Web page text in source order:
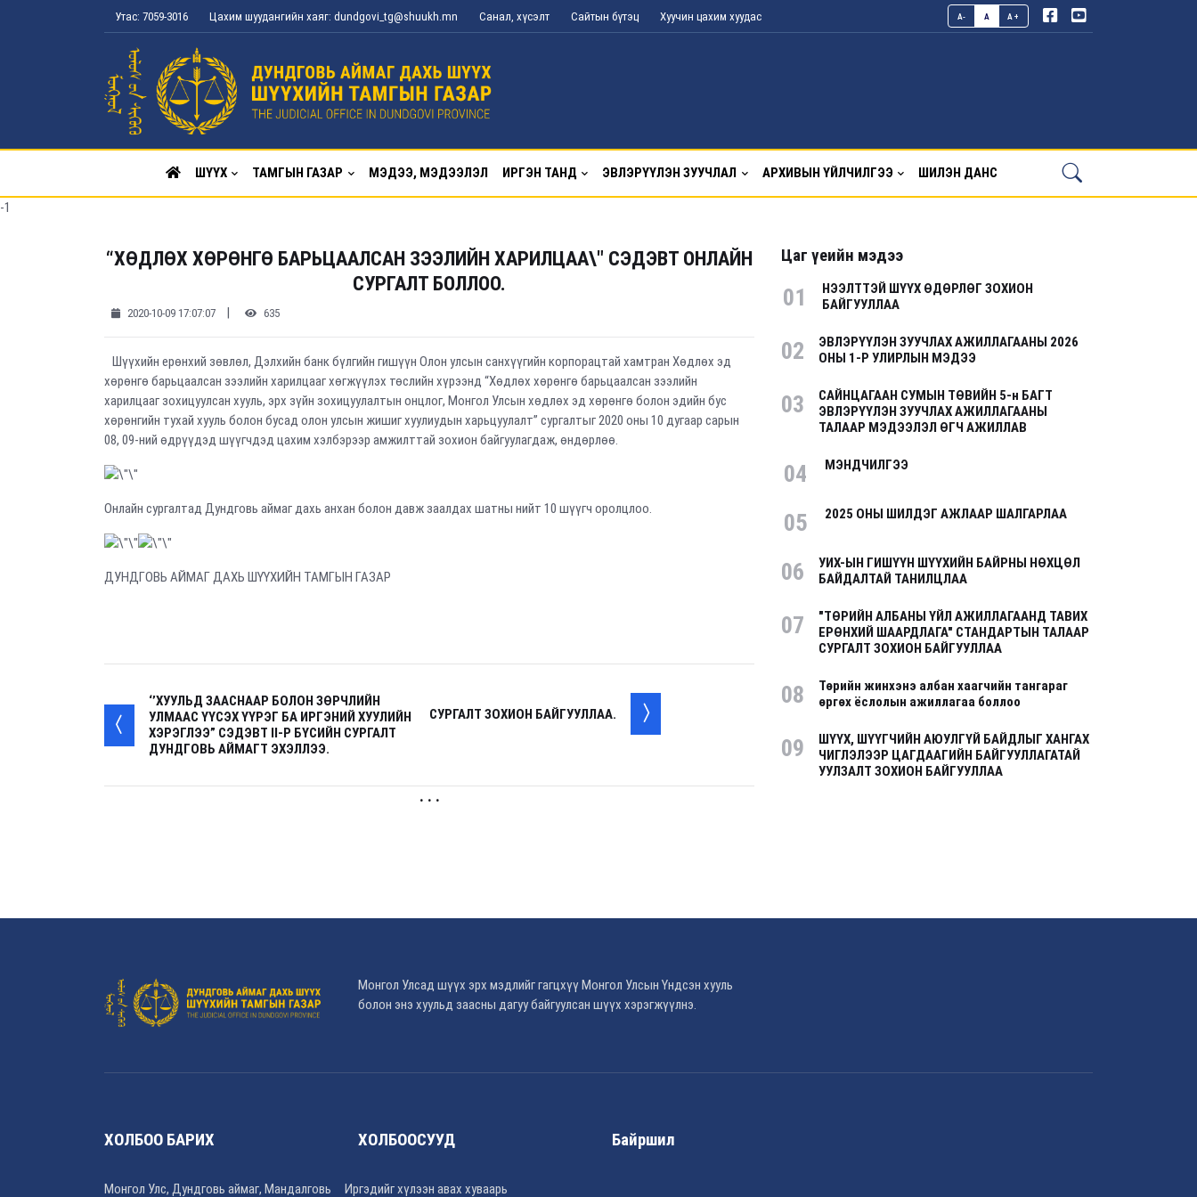
Утас: 7059-3016 Цахим шуудангийн хаяг: dundgovi_tg@shuukh.mn Санал, хүсэлт Сайтын бүтэц Хуучин цахим хуудас A- A A+
ШҮҮХ ТАМГЫН ГАЗАР МЭДЭЭ, МЭДЭЭЛЭЛ ИРГЭН ТАНД ЭВЛЭРҮҮЛЭН ЗУУЧЛАЛ АРХИВЫН ҮЙЛЧИЛГЭЭ ШИЛЭН ДАНС
-1
“ХӨДЛӨХ ХӨРӨНГӨ БАРЬЦААЛСАН ЗЭЭЛИЙН ХАРИЛЦАА\" СЭДЭВТ ОНЛАЙН
СУРГАЛТ БОЛЛОО.
2020-10-09 17:07:07 | 635
Шүүхийн ерөнхий зөвлөл, Дэлхийн банк бүлгийн гишүүн Олон улсын санхүүгийн корпорацтай хамтран Хөдлөх эд
хөрөнгө барьцаалсан зээлийн харилцааг хөгжүүлэх төслийн хүрээнд “Хөдлөх хөрөнгө барьцаалсан зээлийн
харилцааг зохицуулсан хууль, эрх зүйн зохицуулалтын онцлог, Монгол Улсын хөдлөх эд хөрөнгө болон эдийн бус
хөрөнгийн тухай хууль болон бусад олон улсын жишиг хуулиудын харьцуулалт” сургалтыг 2020 оны 10 дугаар сарын
08, 09-ний өдрүүдэд шүүгчдэд цахим хэлбэрээр амжилттай зохион байгуулагдаж, өндөрлөө.
Онлайн сургалтад Дундговь аймаг дахь анхан болон давж заалдах шатны нийт 10 шүүгч оролцлоо.
ДУНДГОВЬ АЙМАГ ДАХЬ ШҮҮХИЙН ТАМГЫН ГАЗАР
‘’ХУУЛЬД ЗААСНААР БОЛОН ЗӨРЧЛИЙН
УЛМААС ҮҮСЭХ ҮҮРЭГ БА ИРГЭНИЙ ХУУЛИЙН
ХЭРЭГЛЭЭ” СЭДЭВТ II-Р БҮСИЙН СУРГАЛТ
ДУНДГОВЬ АЙМАГТ ЭХЭЛЛЭЭ.
СУРГАЛТ ЗОХИОН БАЙГУУЛЛАА.
. . .
Цаг үеийн мэдээ
01
НЭЭЛТТЭЙ ШҮҮХ ӨДӨРЛӨГ ЗОХИОН
БАЙГУУЛЛАА
02
ЭВЛЭРҮҮЛЭН ЗУУЧЛАХ АЖИЛЛАГААНЫ 2026
ОНЫ 1-Р УЛИРЛЫН МЭДЭЭ
03
САЙНЦАГААН СУМЫН ТӨВИЙН 5-н БАГТ
ЭВЛЭРҮҮЛЭН ЗУУЧЛАХ АЖИЛЛАГААНЫ
ТАЛААР МЭДЭЭЛЭЛ ӨГЧ АЖИЛЛАВ
04 МЭНДЧИЛГЭЭ
05 2025 ОНЫ ШИЛДЭГ АЖЛААР ШАЛГАРЛАА
06
УИХ-ЫН ГИШҮҮН ШҮҮХИЙН БАЙРНЫ НӨХЦӨЛ
БАЙДАЛТАЙ ТАНИЛЦЛАА
07
"ТӨРИЙН АЛБАНЫ ҮЙЛ АЖИЛЛАГААНД ТАВИХ
ЕРӨНХИЙ ШААРДЛАГА" СТАНДАРТЫН ТАЛААР
СУРГАЛТ ЗОХИОН БАЙГУУЛЛАА
08
Төрийн жинхэнэ албан хаагчийн тангараг
өргөх ёслолын ажиллагаа боллоо
09
ШҮҮХ, ШҮҮГЧИЙН АЮУЛГҮЙ БАЙДЛЫГ ХАНГАХ
ЧИГЛЭЛЭЭР ЦАГДААГИЙН БАЙГУУЛЛАГАТАЙ
УУЛЗАЛТ ЗОХИОН БАЙГУУЛЛАА
Монгол Улсад шүүх эрх мэдлийг гагцхүү Монгол Улсын Үндсэн хууль
болон энэ хуульд заасны дагуу байгуулсан шүүх хэрэгжүүлнэ.
ХОЛБОО БАРИХ
Монгол Улс, Дундговь аймаг, Мандалговь
ХОЛБООСУУД
Иргэдийг хүлээн авах хуваарь
Байршил